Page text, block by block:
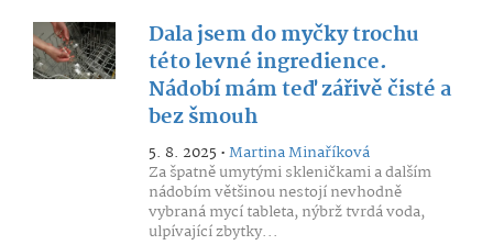
Dala jsem do myčky trochu
této levné ingredience.
Nádobí mám teď zářivě čisté a
bez šmouh
5. 8. 2025 •Martina Minaříková
Za špatně umytými skleničkami a dalším
nádobím většinou nestojí nevhodně
vybraná mycí tableta, nýbrž tvrdá voda,
ulpívající zbytky...